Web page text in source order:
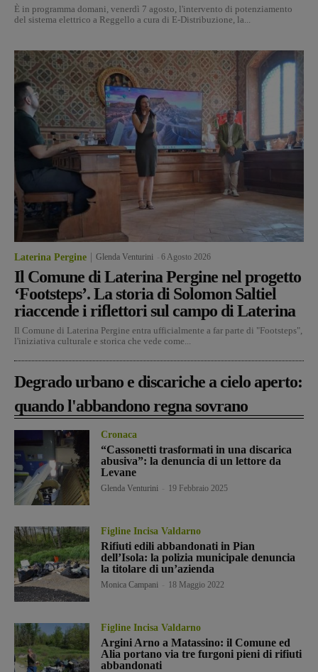
È in programma domani, venerdì 7 agosto, l'intervento di potenziamento
del sistema elettrico a Reggello a cura di E-Distribuzione, la...
Laterina Pergine Glenda Venturini 6 Agosto 2026
Il Comune di Laterina Pergine nel progetto
‘Footsteps’. La storia di Solomon Saltiel
riaccende i riflettori sul campo di Laterina
Il Comune di Laterina Pergine entra ufficialmente a far parte di "Footsteps",
l'iniziativa culturale e storica che vede come...
Degrado urbano e discariche a cielo aperto:
quando l'abbandono regna sovrano
Cronaca
“Cassonetti trasformati in una discarica
abusiva”: la denuncia di un lettore da
Levane
Glenda Venturini 19 Febbraio 2025
Figline Incisa Valdarno
Rifiuti edili abbandonati in Pian
dell’Isola: la polizia municipale denuncia
la titolare di un’azienda
Monica Campani 18 Maggio 2022
Figline Incisa Valdarno
Argini Arno a Matassino: il Comune ed
Alia portano via tre furgoni pieni di rifiuti
abbandonati